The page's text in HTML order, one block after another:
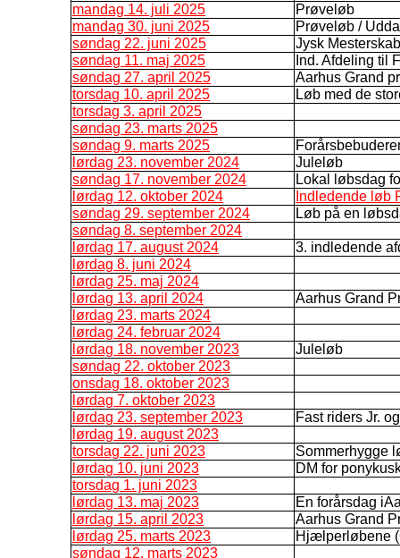
mandag 14. juli 2025
Prøveløb
mandag 30. juni 2025
Prøveløb /
søndag 22. juni 2025
Jysk
søndag 11. maj 2025
Ind. Afdeling til
søndag 27. april 2025
Aarhus Grand
torsdag 10. april 2025
Løb med de
torsdag 3. april 2025
søndag 23. marts 2025
søndag 9. marts 2025
lørdag 23. november 2024
Juleløb
søndag 17. november 2024
Lokal løbsdag
lørdag 12. oktober 2024
Indledende løb
søndag 29. september 2024
Løb på en
søndag 8. september 2024
lørdag 17. august 2024
3. indledende
lørdag 8. juni 2024
lørdag 25. maj 2024
lørdag 13. april 2024
Aarhus Grand
lørdag 23. marts 2024
lørdag 24. februar 2024
lørdag 18. november 2023
Juleløb
søndag 22. oktober 2023
onsdag 18. oktober 2023
lørdag 7. oktober 2023
lørdag 23. september 2023
Fast riders Jr.
lørdag 19. august 2023
torsdag 22. juni 2023
Sommerhygge
lørdag 10. juni 2023
DM for
torsdag 1. juni 2023
lørdag 13. maj 2023
En forårsdag
lørdag 15. april 2023
Aarhus Grand
lørdag 25. marts 2023
Hjælperløbene
søndag 12. marts 2023